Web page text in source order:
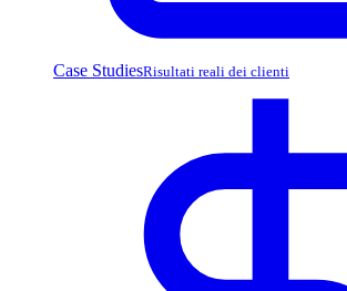
Case StudiesRisultati reali dei clienti